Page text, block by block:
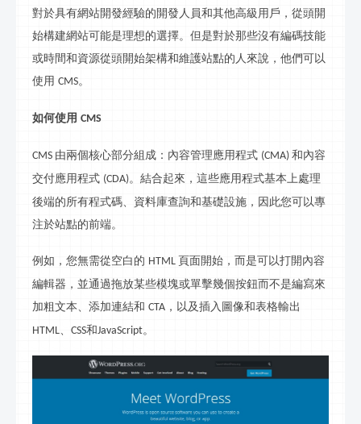
對於具有網站開發經驗的開發人員和其他高級用戶，從頭開
始構建網站可能是理想的選擇。但是對於那些沒有編碼技能
或時間和資源從頭開始架構和維護站點的人來說，他們可以
使用 CMS。
如何使用 CMS
CMS 由兩個核心部分組成：內容管理應用程式 (CMA) 和內容
交付應用程式 (CDA)。結合起來，這些應用程式基本上處理
後端的所有程式碼、資料庫查詢和基礎設施，因此您可以專
注於站點的前端。
例如，您無需從空白的 HTML 頁面開始，而是可以打開內容
編輯器，並通過拖放某些模塊或單擊幾個按鈕而不是編寫來
加粗文本、添加連結和 CTA ，以及插入圖像和表格輸出
HTML
CSS和JavaScript。